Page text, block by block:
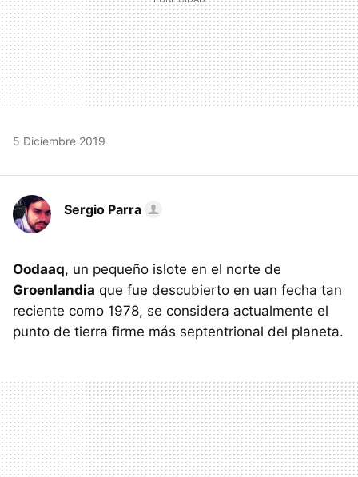
5 Diciembre 2019
Sergio Parra
Oodaaq, un pequeño islote en el norte de
Groenlandia que fue descubierto en uan fecha tan
reciente como 1978, se considera actualmente el
punto de tierra firme más septentrional del planeta.